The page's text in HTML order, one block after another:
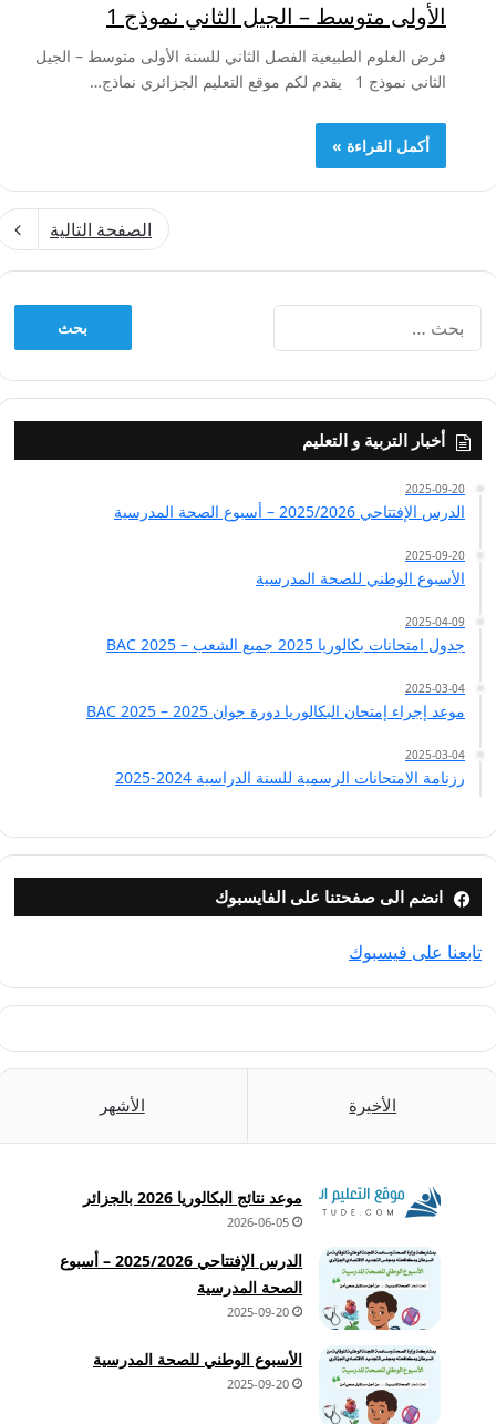
الأولى متوسط – الجيل الثاني نموذج 1
فرض العلوم الطبيعية الفصل الثاني للسنة الأولى متوسط – الجيل
الثاني نموذج 1 يقدم لكم موقع التعليم الجزائري نماذج…
أكمل القراءة »
الصفحة التالية
عن:
أخبار التربية و التعليم
2025-09-20
الدرس الإفتتاحي 2025/2026 – أسبوع الصحة المدرسية
2025-09-20
الأسبوع الوطني للصحة المدرسية
2025-04-09
جدول امتحانات بكالوريا 2025 جميع الشعب – BAC 2025
2025-03-04
موعد إجراء إمتحان البكالوريا دورة جوان 2025 – BAC 2025
2025-03-04
رزنامة الامتحانات الرسمية للسنة الدراسية 2024-2025
انضم الى صفحتنا على الفايسبوك
تابعنا على فيسبوك
الأخيرة الأشهر
موعد نتائج البكالوريا 2026 بالجزائر
2026-06-05
الدرس الإفتتاحي 2025/2026 – أسبوع
الصحة المدرسية
2025-09-20
الأسبوع الوطني للصحة المدرسية
2025-09-20